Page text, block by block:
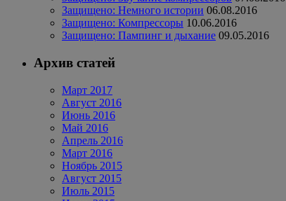
Защищено: Немного истории 06.08.2016
Защищено: Компрессоры 10.06.2016
Защищено: Пампинг и дыхание 09.05.2016
Архив статей
Март 2017
Август 2016
Июнь 2016
Май 2016
Апрель 2016
Март 2016
Ноябрь 2015
Август 2015
Июль 2015